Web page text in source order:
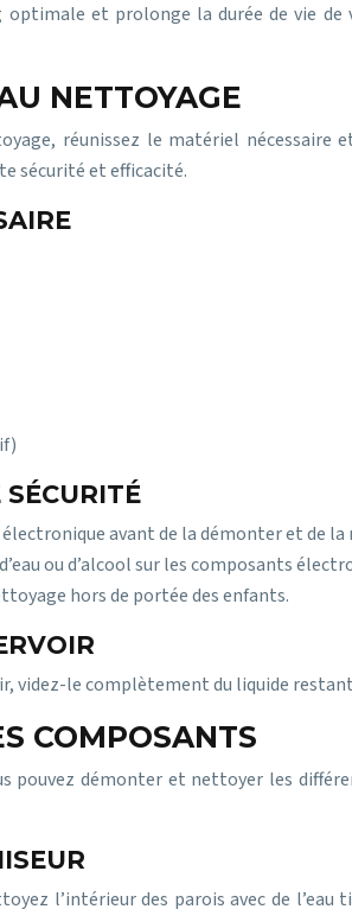
optimale et prolonge la durée de vie
NETTOYAGE
réunissez le matériel
sécurité et efficacité.
avant de la démonter et de la
ou d’alcool sur les composants
hors de portée des enfants.
videz-le complètement du liquide
COMPOSANTS
pouvez démonter et nettoyer les
l’intérieur des parois avec de